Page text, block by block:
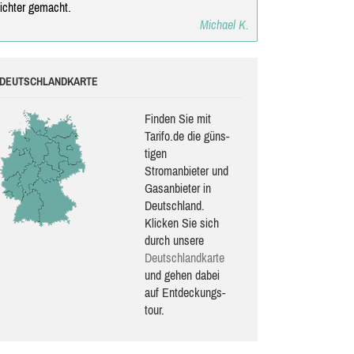
gemacht.
Michael K.
DEUTSCHLANDKARTE
Finden Sie mit
Tarifo.de die güns­
ti­gen
Stromanbieter und
Gasanbieter in
Deutschland.
Klicken Sie sich
durch unsere
Deutsch­land­karte
und gehen dabei
auf Ent­de­ckungs­
tour.